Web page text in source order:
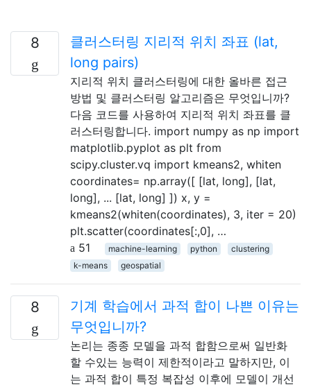
8
클러스터링 지리적 위치 좌표 (lat,
long pairs)
지리적 위치 클러스터링에 대한 올바른 접근
방법 및 클러스터링 알고리즘은 무엇입니까?
다음 코드를 사용하여 지리적 위치 좌표를 클
러스터링합니다. import numpy as np import
matplotlib.pyplot as plt from
scipy.cluster.vq import kmeans2, whiten
coordinates= np.array([ [lat, long], [lat,
long], ... [lat, long] ]) x, y =
kmeans2(whiten(coordinates), 3, iter = 20)
plt.scatter(coordinates[:,0], …
51
machine-learning python
clustering
k-means
geospatial
8
기계 학습에서 과적 합이 나쁜 이유는
무엇입니까?
논리는 종종 모델을 과적 합함으로써 일반화
할 수있는 능력이 제한적이라고 말하지만, 이
는 과적 합이 특정 복잡성 이후에 모델이 개선